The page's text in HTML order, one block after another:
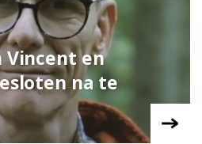
Vincent en
na te